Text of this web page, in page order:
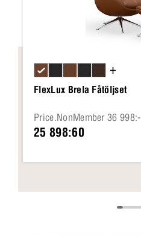
FlexLux Brela Fåtöljset
Price.NonMember 36 998:-
25 898:60
+